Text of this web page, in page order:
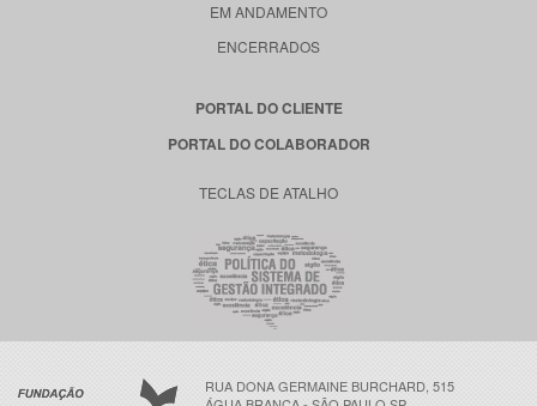
EM ANDAMENTO
ENCERRADOS
PORTAL DO CLIENTE
PORTAL DO COLABORADOR
TECLAS DE ATALHO
RUA DONA GERMAINE BURCHARD, 515